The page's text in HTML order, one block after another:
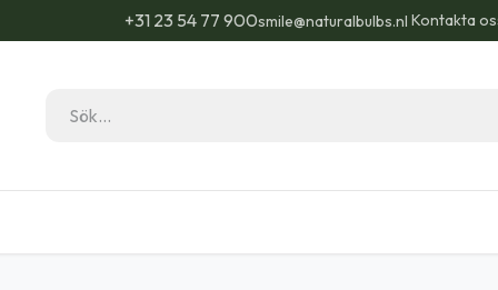
+31 23 54 77 900smile@naturalbulbs.nl Kontakta